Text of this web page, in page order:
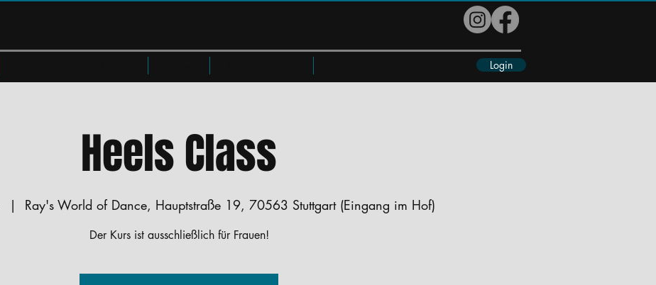
Login
Heels Class
  |
Ray's World of Dance, Hauptstraße 19, 70563 Stuttgart (Eingang im Hof)
Der Kurs ist ausschließlich für Frauen!